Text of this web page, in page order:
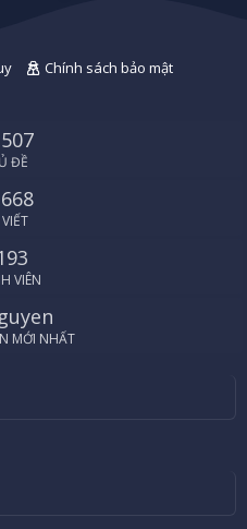
Chính sách bảo mật
ĐỀ
VIÊN
MỚI NHẤT